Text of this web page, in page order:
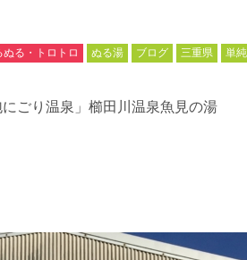
ぬる・トロトロ ぬる湯 ブログ 三重県 単
にごり温泉」櫛田川温泉魚見の湯